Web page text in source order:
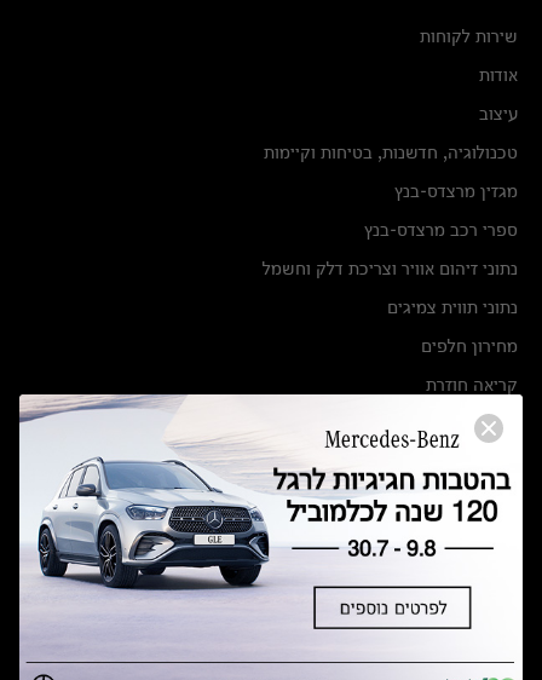
שירות לקוחות
אודות
עיצוב
טכנולוגיה, חדשנות, בטיחות וקיימות
מגזין מרצדס-בנץ
ספרי רכב מרצדס-בנץ
נתוני זיהום אוויר וצריכת דלק וחשמל
נתוני תווית צמיגים
מחירון חלפים
קריאה חוזרת
הודעה על הטבות לרכבי מרצדס בהסדר פשרה בתצ 56447-02-19
תקנון ימי מכירות 120 לכלמוביל
מצאו אותנו
אולמות תצוגה